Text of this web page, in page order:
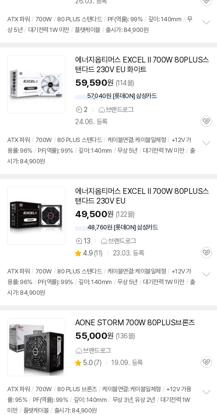
견
관
ATX 파워 / 700W / 80 PLUS 스탠다드 / PF(역률): 99% / 깊이: 140mm / 무
상 5년 / 대기전력 1W 미만 / 플랫케이블 / 출시가: 84,900원
치
에너지옵티머스 EXCEL II 700W 80PLUS스
탠다드 230V EU 화이트
59,590원 (114몰)
57,040원 [롯데ON] 삼성카드
상
품
견
2
브랜드로그
24.06. 등록
관
ATX 파워 / 700W / 80 PLUS 스탠다드 / 케이블연결: 케이블일체형 / +12V 가
용률: 96% / PF(역률): 99% / 깊이: 140mm / 무상 5년 / 대기전력 1W 미만 / 출
시가: 84,900원
기
에너지옵티머스 EXCEL II 700W 80PLUS스
탠다드 230V EU
49,500원 (122몰)
48,760원 [롯데ON] 삼성카드
상
품
견
13 브랜드로그
별
점
4.9 (상
리
뷰
11) 23.03. 등록
관
ATX 파워 / 700W / 80 PLUS 스탠다드 / 케이블연결: 케이블일체형 / +12V 가
용률: 96% / PF(역률): 99% / 깊이: 140mm / 무상 5년 / 대기전력 1W 미만 / 출
시가: 84,900원
AONE STORM 700W 80PLUS브론즈
55,000원 (136몰)
브랜드로그
별
5.0 (상
뷰
7) 19.09. 등록
관
ATX 파워 / 700W / 80 PLUS 브론즈 / 케이블연결: 케이블일체형 / +12V 가용
률: 95% / PF(역률): 99% / 깊이: 140mm / 무상 3년, 유상 2년 / 대기전력 1W
미만 / 플랫케이블 / 출시가: 84,900원